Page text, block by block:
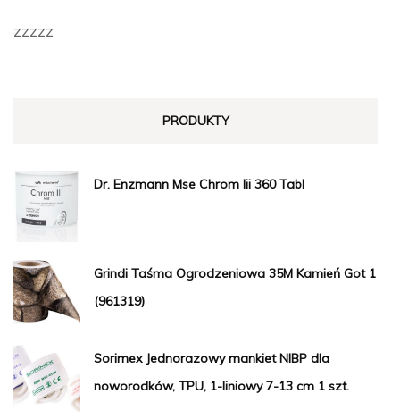
zzzzz
PRODUKTY
Dr. Enzmann Mse Chrom Iii 360 Tabl
Grindi Taśma Ogrodzeniowa 35M Kamień Got 1
(961319)
Sorimex Jednorazowy mankiet NIBP dla
noworodków, TPU, 1-liniowy 7-13 cm 1 szt.